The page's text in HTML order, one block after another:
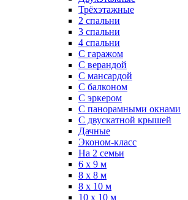
Трёхэтажные
2 спальни
3 спальни
4 спальни
С гаражом
С верандой
С мансардой
С балконом
C эркером
С панорамными окнами
С двускатной крышей
Дачные
Эконом-класс
На 2 семьи
6 x 9 м
8 x 8 м
8 x 10 м
10 x 10 м